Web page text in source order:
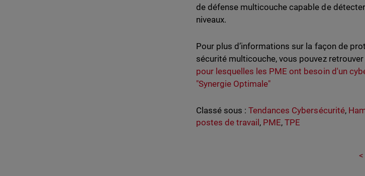
de défense multicouche capable de
niveaux.
Pour plus d’informations sur la façon de
sécurité multicouche, vous pouvez retrouver
pour lesquelles les PME ont besoin d'un
"Synergie Optimale"
Classé sous : Tendances Cybersécurité,
postes de travail , PME,TPE